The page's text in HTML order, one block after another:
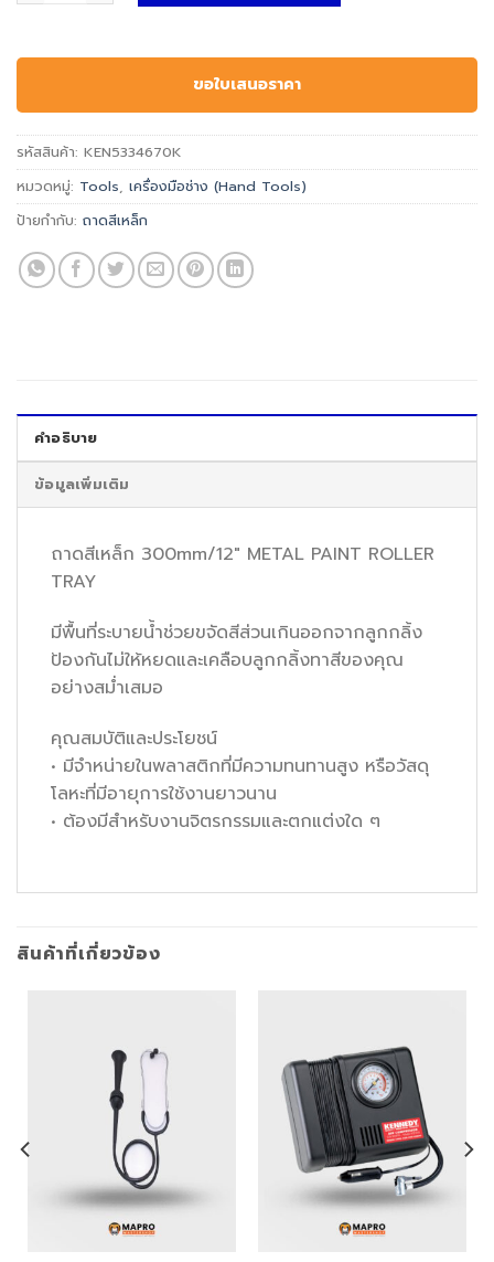
ขอใบเสนอราคา
รหัสสินค้า: KEN5334670K
หมวดหมู่: Tools, เครื่องมือช่าง (Hand Tools)
ป้ายกำกับ: ถาดสีเหล็ก
คำอธิบาย
ข้อมูลเพิ่มเติม
ถาดสีเหล็ก 300mm/12″ METAL PAINT ROLLER
TRAY
มีพื้นที่ระบายน้ำช่วยขจัดสีส่วนเกินออกจากลูกกลิ้ง
ป้องกันไม่ให้หยดและเคลือบลูกกลิ้งทาสีของคุณ
อย่างสม่ำเสมอ
คุณสมบัติและประโยชน์
• มีจำหน่ายในพลาสติกที่มีความทนทานสูง หรือวัสดุ
โลหะที่มีอายุการใช้งานยาวนาน
• ต้องมีสำหรับงานจิตรกรรมและตกแต่งใด ๆ
สินค้าที่เกี่ยวข้อง